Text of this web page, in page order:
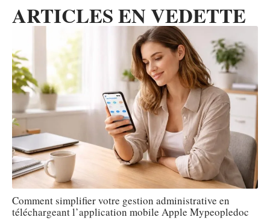
ARTICLES EN VEDETTE
Comment simplifier votre gestion administrative en
téléchargeant l’application mobile Apple Mypeopledoc